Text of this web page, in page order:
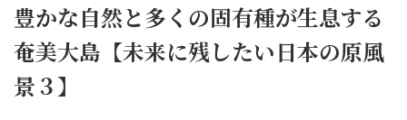
豊かな自然と多くの固有種が生息する
奄美大島【未来に残したい日本の原風
景３】